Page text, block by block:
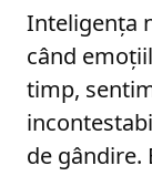
Inteligența
când
timp,
de gândire.